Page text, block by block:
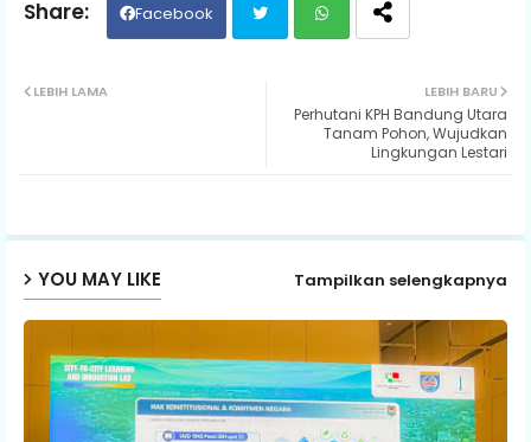
Facebook
ats
LEBIH BARU
Perhutani KPH Bandung Utara
Tanam Pohon, Wujudkan
Lingkungan Lestari
LEBIH LAMA
YOU MAY LIKE Tampilkan selengkapnya